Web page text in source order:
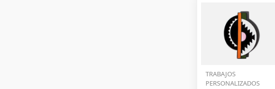
TRABAJOS
PERSONALIZADOS